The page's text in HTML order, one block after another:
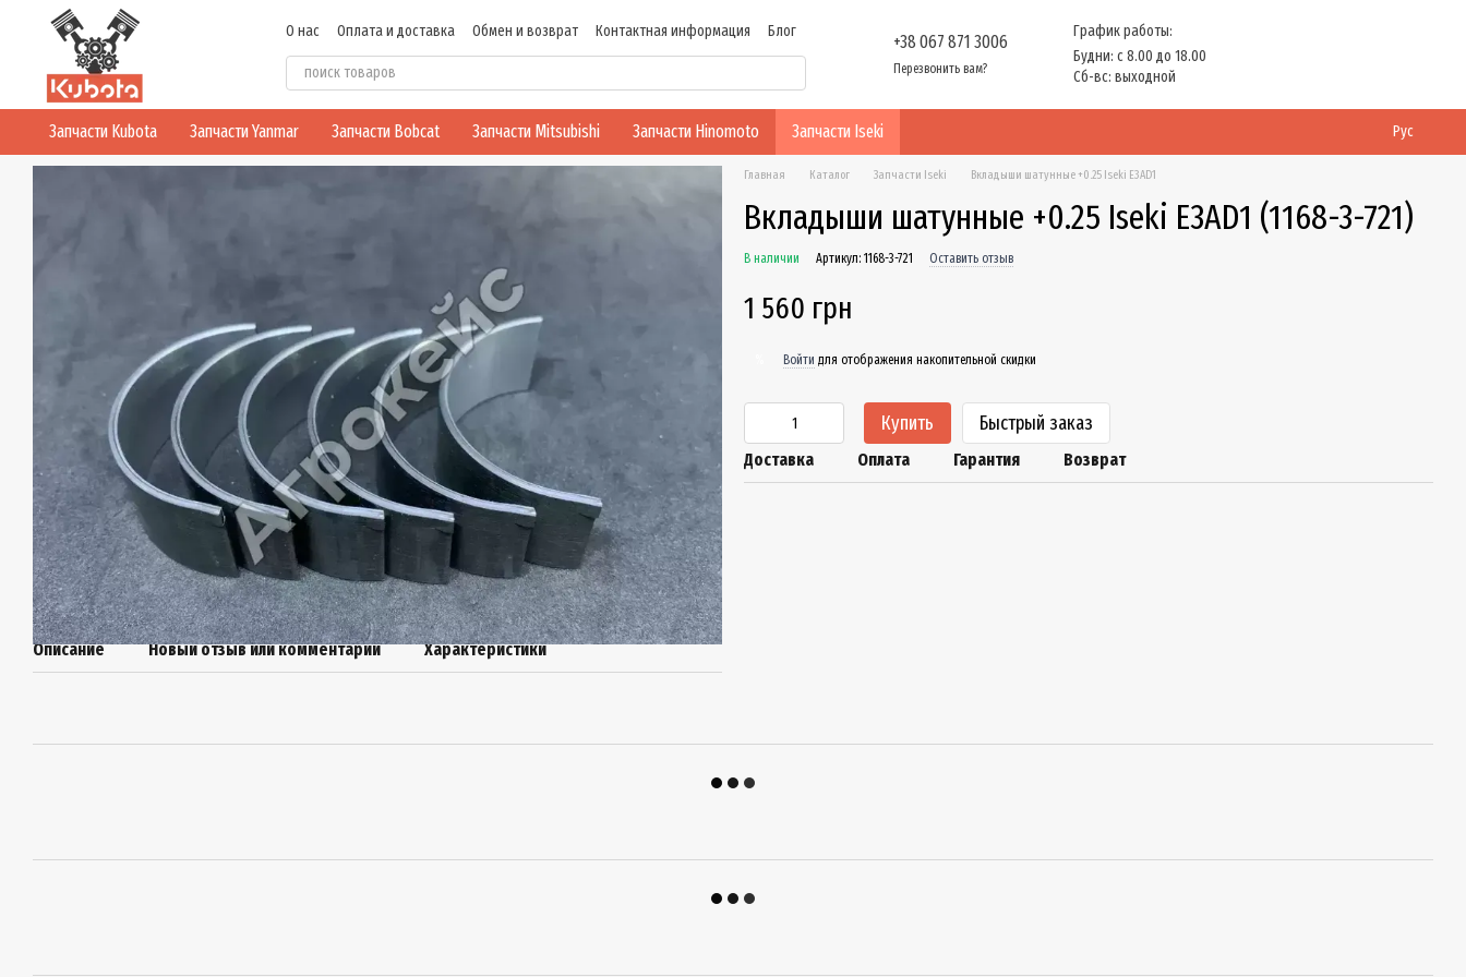
Перейти к основному контенту
О нас Оплата и доставка Обмен и возврат Контактная информация
Блог
Политика конфиденциальности
+38 067 871 3006
Перезвонить вам?
График работы:
Будни: с 8.00 до 18.00
Сб-вс: выходной
Запчасти Kubota Запчасти Yanmar Запчасти Bobcat Запчасти Mitsubishi Запчасти Hinomoto Запчасти Iseki Рус
Описание Новый отзыв или комментарий Характеристики
Главная Каталог Запчасти Iseki Вкладыши шатунные +0.25 Iseki E3AD1
Вкладыши шатунные +0.25 Iseki E3AD1 (1168-3-721)
В наличии Артикул: 1168-3-721 Оставить отзыв
1 560 грн
Войти для отображения накопительной скидки
Купить Быстрый заказ
Доставка Оплата Гарантия Возврат